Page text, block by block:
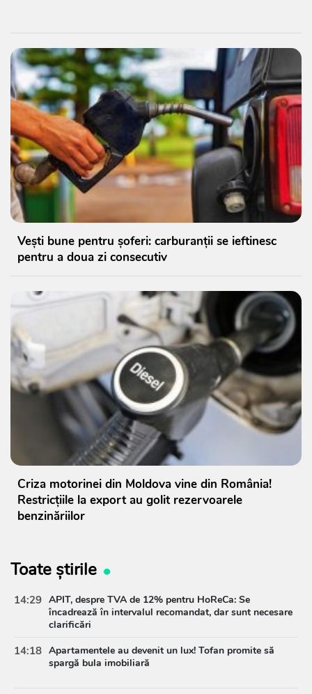
Vești bune pentru șoferi: carburanții se ieftinesc
pentru a doua zi consecutiv
Criza motorinei din Moldova vine din România!
Restricțiile la export au golit rezervoarele
benzinăriilor
Toate știrile
14:29 APIT, despre TVA de 12% pentru HoReCa: Se
încadrează în intervalul recomandat, dar sunt necesare
clarificări
14:18 Apartamentele au devenit un lux! Tofan promite să
spargă bula imobiliară